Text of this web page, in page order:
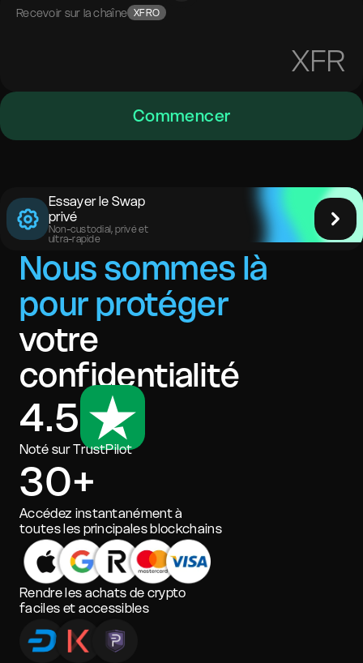
Recevoir sur la chaîne XFRO
XFR
Commencer
Essayer le Swap
privé
Non-custodial, privé et
ultra-rapide
Nous sommes là
pour protéger
votre
confidentialité
4.5
Noté sur TrustPilot
30+
Accédez instantanément à
toutes les principales blockchains
Rendre les achats de crypto
faciles et accessibles